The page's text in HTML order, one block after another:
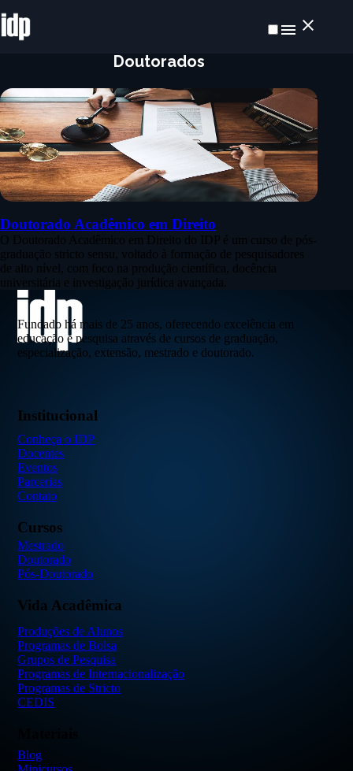
Doutorados
Doutorado Acadêmico em Direito
O Doutorado Acadêmico em Direito do IDP é um curso de pós-
graduação stricto sensu, voltado à formação de pesquisadores
de alto nível, com foco na produção científica, docência
universitária e investigação jurídica avançada.
Fundado há mais de 25 anos, oferecendo excelência em
educação e pesquisa através de cursos de graduação,
especialização, extensão, mestrado e doutorado.
Institucional
Conheça o IDP
Docentes
Eventos
Parcerias
Contato
Cursos
Mestrado
Doutorado
Pós-Doutorado
Vida Acadêmica
Produções de Alunos
Programas de Bolsa
Grupos de Pesquisa
Programas de Internacionalização
Programas de Stricto
CEDIS
Blog